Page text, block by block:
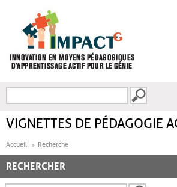
FORMULAIRE DE
VIGNETTES DE PÉDAGOGIE
Accueil Recherche
RECHERCHER